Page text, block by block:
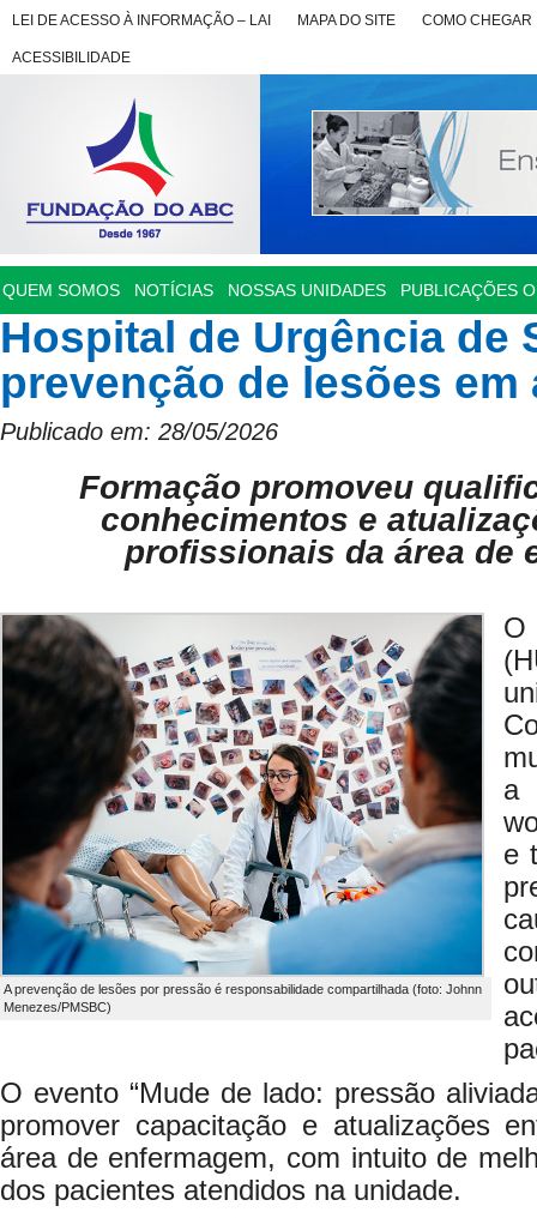
LEI DE ACESSO À INFORMAÇÃO – LAI MAPA DO SITE COMO CHEGAR
ACESSIBILIDADE
QUEM SOMOS NOTÍCIAS NOSSAS UNIDADES PUBLICAÇÕES
Hospital de Urgência de
prevenção de lesões em
Publicado em: 28/05/2026
Formação promoveu
conhecimentos e
profissionais da área de
A prevenção de lesões por pressão é responsabilidade compartilhada (foto: Johnn
Menezes/PMSBC)
O
a
e
O evento “Mude de lado: pressão
promover capacitação e atualizações
área de enfermagem, com intuito de
dos pacientes atendidos na unidade.